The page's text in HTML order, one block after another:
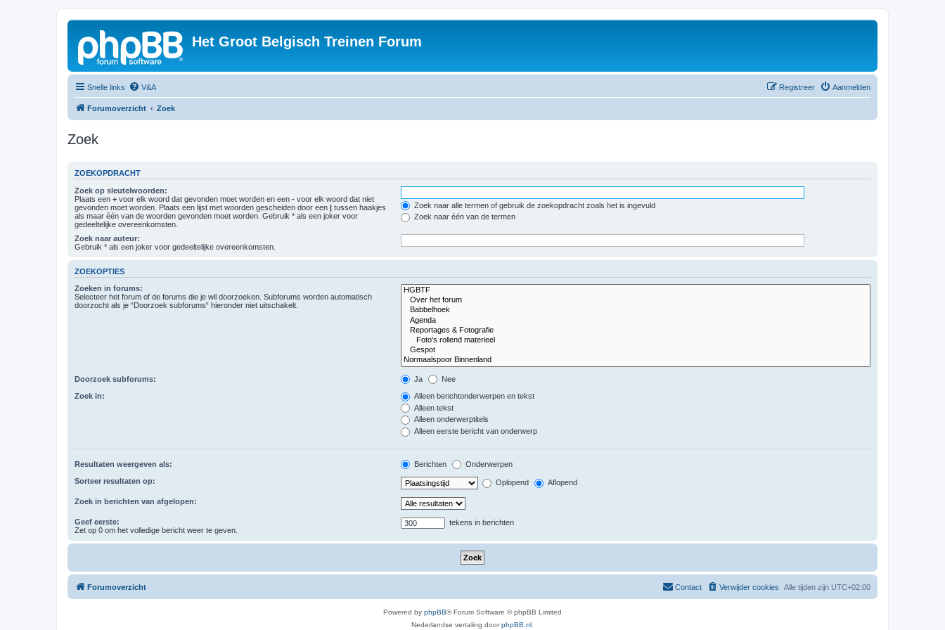
Het Groot Belgisch Treinen Forum
Snelle links V&A Aanmelden
Registreer
Forumoverzicht Zoek
Zoek
ZOEKOPDRACHT
Zoek op sleutelwoorden:
Plaats een + voor elk woord dat gevonden moet worden en een - voor elk woord dat niet
gevonden moet worden. Plaats een lijst met woorden gescheiden door een | tussen haakjes
als maar één van de woorden gevonden moet worden. Gebruik * als een joker voor
gedeeltelijke overeenkomsten.
Zoek naar alle termen of gebruik de zoekopdracht zoals het is ingevuld
Zoek naar één van de termen
Zoek naar auteur:
Gebruik * als een joker voor gedeeltelijke overeenkomsten.
ZOEKOPTIES
Zoeken in forums:
Selecteer het forum of de forums die je wil doorzoeken. Subforums worden automatisch
doorzocht als je “Doorzoek subforums“ hieronder niet uitschakelt.
Doorzoek subforums: Ja Nee
Zoek in:
Alleen berichtonderwerpen en tekst
Alleen tekst
Alleen onderwerptitels
Alleen eerste bericht van onderwerp
Resultaten weergeven als: Berichten Onderwerpen
Sorteer resultaten op: Oplopend Aflopend
Zoek in berichten van afgelopen:
Geef eerste:
Zet op 0 om het volledige bericht weer te geven.
tekens in berichten
Forumoverzicht Alle tijden zijn UTC+02:00
Verwijder cookies
Contact
Powered by phpBB® Forum Software © phpBB Limited
Nederlandse vertaling doorphpBB.nl